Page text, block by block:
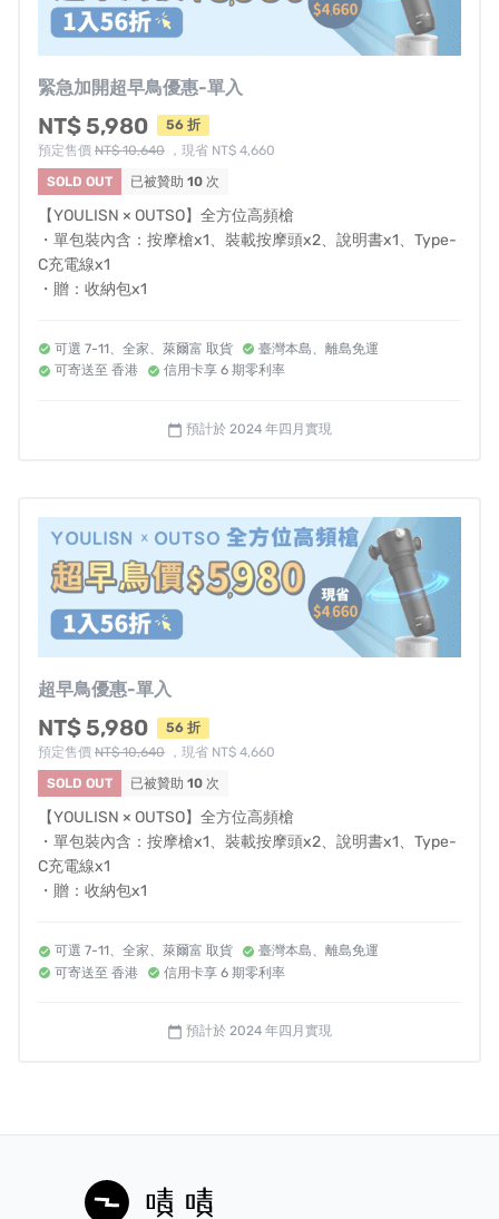
※ 商品顏色可能因螢幕色差有所差異，實際情況請以實品為
專案可能遇到各種不可控因素，若遇突發狀況，將通知贊
助者最新狀況。當您贊助此計畫即同意承擔此風險，並接
受可能延遲出貨之變因。
退換貨規則
產品主機享1年保固，配件享1個月保固，保固期內非人
為因素之產品瑕疵損壞，將提供維修、更換產品或必
依照消費者保護法的規定，您享有商品貨到次日起七
所退回的商品必須保持完整包裝（包括商品本體、贈
客服聯絡方式
公司電話｜ 03-358-9598
客服信箱｜Info@jielien.com.tw
官方網站｜https://www.jielien.com.tw/
公司地址｜桃園市蘆竹區經國路900號4樓
營業時間｜周一至周五 9:00~18:00 遇國定假日不營業
營業人登記資訊
營業人名稱：傑聯貿易有限公司
統一編號：54510162
緊急加開超早鳥優惠-單入
NT$ 5,980
56 折
預定售價 NT$ 10,640 ，現省 NT$ 4,660
SOLD OUT
已被贊助 10 次
【YOULISN × OUTSO】全方位高頻槍
・單包裝內含：按摩槍x1、裝載按摩頭x2、說明書x1、Type-
C充電線x1
・贈：收納包x1
可選 7-11、全家、萊爾富 取貨
臺灣本島、離島免運
可寄送至 香港
信用卡享 6 期零利率
calendar_today 預計於 2024 年四月實現
超早鳥優惠-單入
NT$ 5,980
56 折
預定售價 NT$ 10,640 ，現省 NT$ 4,660
SOLD OUT
已被贊助 10 次
【YOULISN × OUTSO】全方位高頻槍
・單包裝內含：按摩槍x1、裝載按摩頭x2、說明書x1、Type-
C充電線x1
・贈：收納包x1
可選 7-11、全家、萊爾富 取貨
臺灣本島、離島免運
可寄送至 香港
信用卡享 6 期零利率
calendar_today 預計於 2024 年四月實現